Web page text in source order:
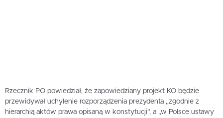
Rzecznik PO powiedział, że zapowiedziany projekt KO będzie
przewidywał uchylenie rozporządzenia prezydenta „zgodnie z
hierarchią aktów prawa opisaną w konstytucji”, a „w Polsce ustawy